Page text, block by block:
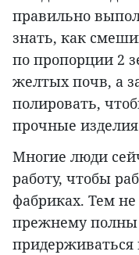
правильно
знать, как
по пропорции 2
желтых почв, а
полировать,
прочные
Многие люди
работу, чтобы
фабриках. Тем
прежнему
придерживаться